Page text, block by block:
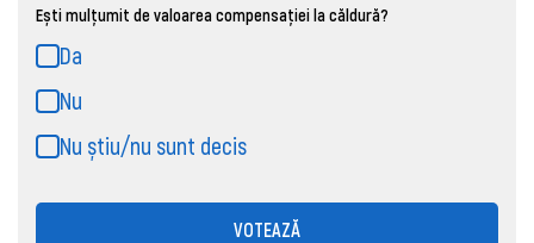
Ești mulțumit de valoarea compensației la căldură?
Da
Nu
Nu știu/nu sunt decis
VOTEAZĂ